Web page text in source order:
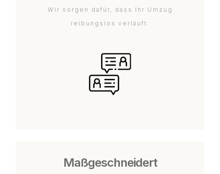
Wir sorgen dafür, dass Ihr Umzug
reibungslos verläuft.
Maßgeschneidert